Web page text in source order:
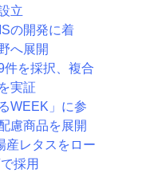
立
の開発に着
へ展開
件を採択、複合
実証
WEEK」に参
慮商品を展開
産レタスをロー
採用